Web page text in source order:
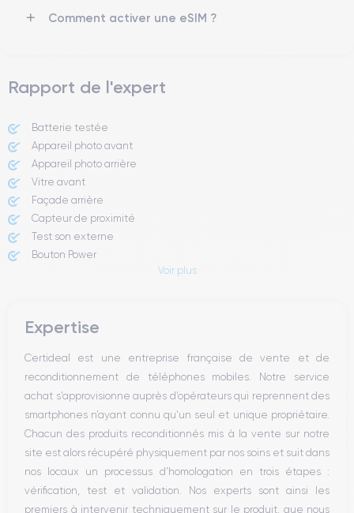
Comment activer une eSIM ?
Rapport de l'expert
Batterie testée
Appareil photo avant
Appareil photo arrière ​
Vitre avant ​
Façade arrière
Capteur de proximité
Test son externe
Bouton Power
Haut parleur
Bouton Home
Bluetooth
WiFi
Réseau
Vibreur
Prise USB
Voir plus
Expertise
Certideal est une entreprise française de vente et de
reconditionnement de téléphones mobiles. Notre service
achat s’approvisionne auprès d’opérateurs qui reprennent des
smartphones n’ayant connu qu’un seul et unique propriétaire.
Chacun des produits reconditionnés mis à la vente sur notre
site est alors récupéré physiquement par nos soins et suit dans
nos locaux un processus d’homologation en trois étapes :
vérification, test et validation. Nos experts sont ainsi les
premiers à intervenir techniquement sur le produit, que nous